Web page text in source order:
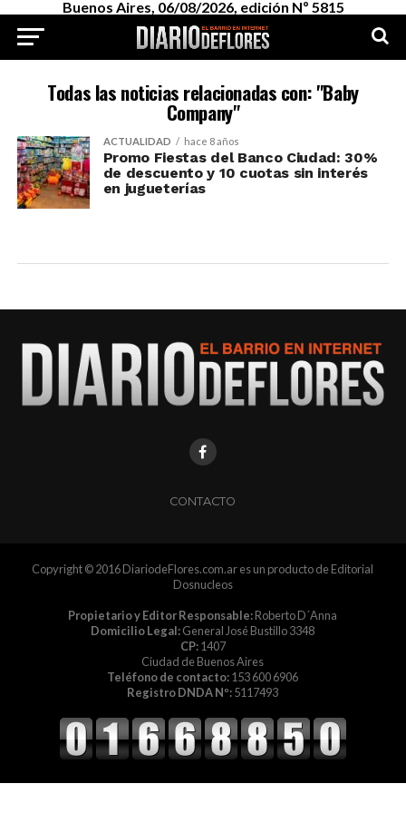
Buenos Aires, 06/08/2026, edición Nº 5815
Todas las noticias relacionadas con: "Baby
Company"
ACTUALIDAD hace 8 años
Promo Fiestas del Banco Ciudad: 30%
de descuento y 10 cuotas sin interés
en jugueterías
CONTACTO
Copyright © 2016 DiariodeFlores.com.ar es un producto de Editorial
Dosnucleos
Propietario y Editor Responsable:Roberto D´Anna
Domicilio Legal:General José Bustillo 3348
CP:1407
Ciudad de Buenos Aires
Teléfono de contacto:153 600 6906
Registro DNDA Nº:5117493